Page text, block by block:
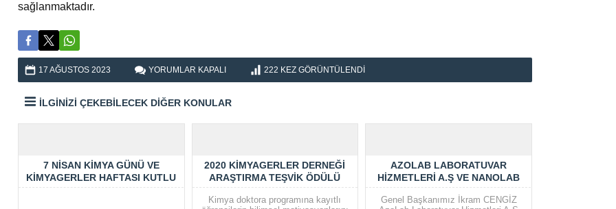
sağlanmaktadır.
17 AĞUSTOS 2023
KIMYASAL
DEĞERLENDIRME
(KDU)
–
İSTANBUL
IÇIN
YORUMLAR KAPALI 222 KEZ GÖRÜNTÜLENDI
İLGİNİZİ ÇEKEBİLECEK DİĞER KONULAR
7 NISAN KIMYA GÜNÜ VE
KIMYAGERLER HAFTASI KUTLU
OLSUN (7 NISAN 2022)
2020 KIMYAGERLER DERNEĞI
ARAŞTIRMA TEŞVIK ÖDÜLÜ
SAHIPLERINI BULDU
Kimya doktora programına kayıtlı
AZOLAB LABORATUVAR
HIZMETLERI A.Ş VE NANOLAB
LABORATUVARLAR GRUBU’NU
ZIYARET
Genel Başkanımız İkram CENGİZ